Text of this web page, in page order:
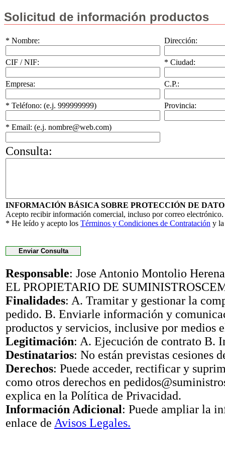
Solicitud de información productos
* Nombre: Dirección:
CIF / NIF: * Ciudad:
Empresa: C.P.:
* Teléfono: (e.j. 999999999) Provincia:
* Email: (e.j. nombre@web.com)
Consulta:
INFORMACIÓN BÁSICA SOBRE PROTECCIÓN DE
Acepto recibir información comercial, incluso por correo electrónico.
* He leído y acepto los Términos y Condiciones de Contratación y
Responsable: Jose Antonio Montolio
EL PROPIETARIO DE
Finalidades: A. Tramitar y gestionar la
pedido. B. Enviarle información y
productos y servicios, inclusive por medios
Legitimación: A. Ejecución de contrato B.
Destinatarios: No están previstas cesiones
Derechos: Puede acceder, rectificar y
como otros derechos en
explica en la Política de Privacidad.
Información Adicional: Puede ampliar la
enlace de Avisos Legales.